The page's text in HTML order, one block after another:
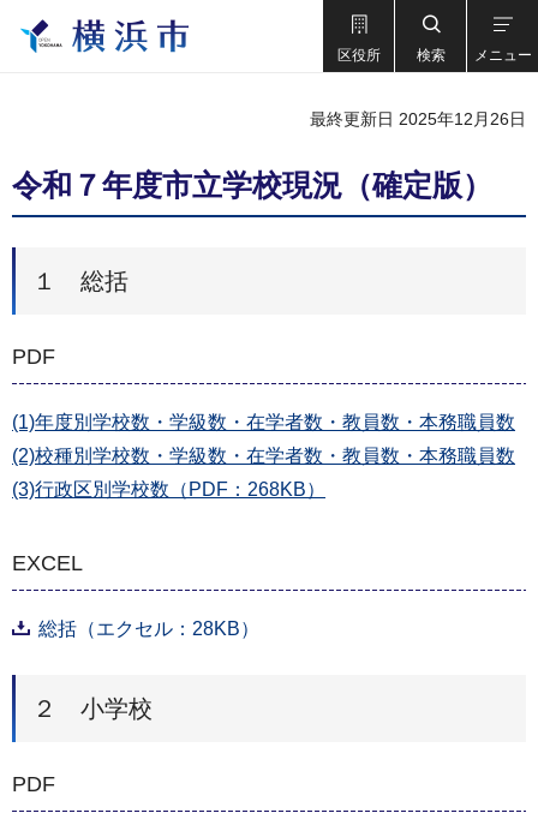
区役所 検索 メニュー
最終更新日 2025年12月26日
令和７年度市立学校現況（確定版）
１ 総括
PDF
(1)年度別学校数・学級数・在学者数・教員数・本務職員数
(2)校種別学校数・学級数・在学者数・教員数・本務職員数
(3)行政区別学校数（PDF：268KB）
EXCEL
総括（エクセル：28KB）
２ 小学校
PDF